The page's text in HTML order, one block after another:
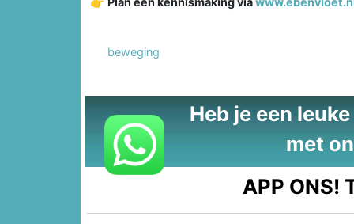
beweging
Heb je een
met
APP ONS!